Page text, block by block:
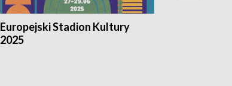
Europejski Stadion Kultury
2025